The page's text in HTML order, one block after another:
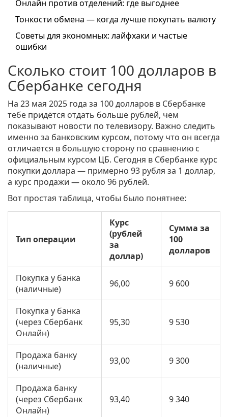
Онлайн против отделений: где выгоднее
Тонкости обмена — когда лучше покупать валюту
Советы для экономных: лайфхаки и частые
ошибки
Сколько стоит 100 долларов в
Сбербанке сегодня
На 23 мая 2025 года за 100 долларов в Сбербанке
тебе придётся отдать больше рублей, чем
показывают новости по телевизору. Важно следить
именно за банковским курсом, потому что он всегда
отличается в большую сторону по сравнению с
официальным курсом ЦБ. Сегодня в Сбербанке курс
покупки доллара — примерно 93 рубля за 1 доллар,
а курс продажи — около 96 рублей.
Вот простая таблица, чтобы было понятнее:
Тип операции
Курс
(рублей
за
доллар)
Сумма за
100
долларов
Покупка у банка
(наличные)
96,00 9 600
Покупка у банка
(через Сбербанк
Онлайн)
95,30 9 530
Продажа банку
(наличные)
93,00 9 300
Продажа банку
(через Сбербанк
Онлайн)
93,40 9 340